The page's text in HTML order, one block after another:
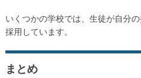
いくつかの学校では、生徒が自分
採用しています。
まとめ